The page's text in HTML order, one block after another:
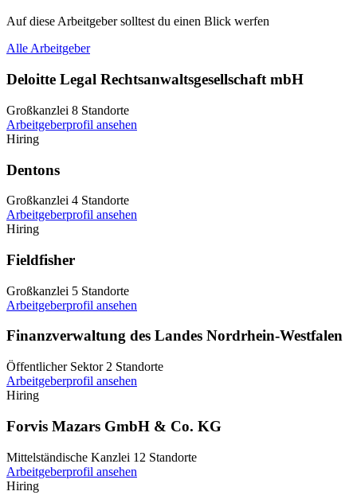
Auf diese Arbeitgeber solltest du einen Blick werfen
Alle Arbeitgeber
Deloitte Legal Rechtsanwaltsgesellschaft mbH
Großkanzlei 8 Standorte
Arbeitgeberprofil ansehen
Hiring
Dentons
Großkanzlei 4 Standorte
Arbeitgeberprofil ansehen
Hiring
Fieldfisher
Großkanzlei 5 Standorte
Arbeitgeberprofil ansehen
Finanzverwaltung des Landes Nordrhein-Westfalen
Öffentlicher Sektor 2 Standorte
Arbeitgeberprofil ansehen
Hiring
Forvis Mazars GmbH & Co. KG
Mittelständische Kanzlei 12 Standorte
Arbeitgeberprofil ansehen
Hiring